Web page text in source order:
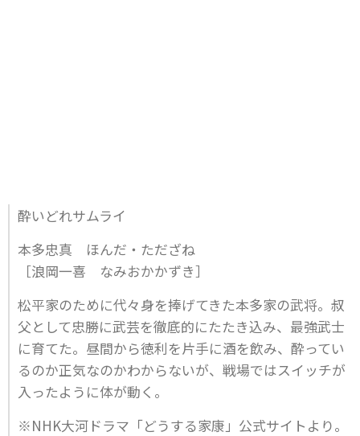
酔いどれサムライ
本多忠真 ほんだ・ただざね
［浪岡一喜 なみおかかずき］
松平家のために代々身を捧げてきた本多家の武将。叔
父として忠勝に武芸を徹底的にたたき込み、最強武士
に育てた。昼間から徳利を片手に酒を飲み、酔ってい
るのか正気なのかわからないが、戦場ではスイッチが
入ったように体が動く。
※NHK大河ドラマ「どうする家康」公式サイトより。